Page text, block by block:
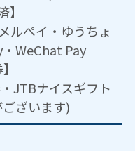
】
ルペイ・ゆうちょ
WeChat Pay
JTBナイスギフト
ざいます)